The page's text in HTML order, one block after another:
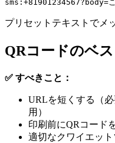
プリセットテキストでメ
QRコードのベ
✅ すべきこと：
URLを短くする（
用）
印刷前にQRコード
適切なクワイエッ